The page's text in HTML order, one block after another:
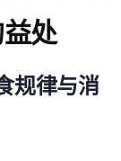
处
规律与消